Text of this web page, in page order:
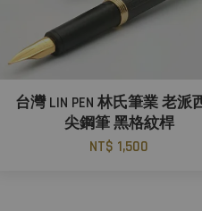
台灣 LIN PEN 林氏筆業 老派
尖鋼筆 黑格紋桿
NT$ 1,500